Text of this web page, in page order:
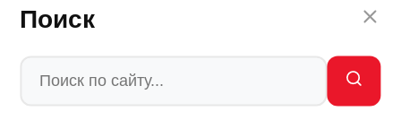
Поиск
Мы в
Заметили ош Ыбку